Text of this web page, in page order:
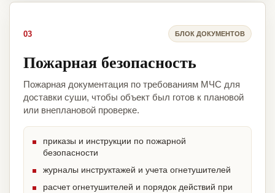
03 БЛОК ДОКУМЕНТОВ
Пожарная безопасность
Пожарная документация по требованиям МЧС для
доставки суши, чтобы объект был готов к плановой
или внеплановой проверке.
приказы и инструкции по пожарной
безопасности
журналы инструктажей и учета огнетушителей
расчет огнетушителей и порядок действий при